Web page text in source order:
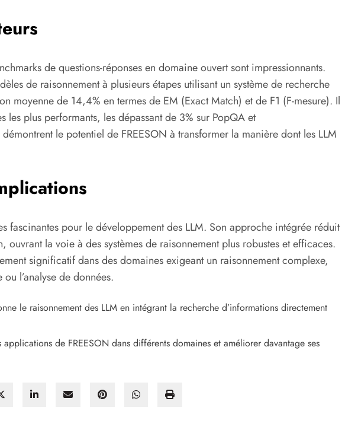
de questions-réponses en domaine ouvert sont impressionnants.
de raisonnement à plusieurs étapes utilisant un système de recherche
moyenne de 14,4% en termes de EM (Exact Match) et de F1 (F-mesure). Il
les plus performants, les dépassant de 3% sur PopQA et
le potentiel de FREESON à transformer la manière dont les LLM
fascinantes pour le développement des LLM. Son approche intégrée réduit
ouvrant la voie à des systèmes de raisonnement plus robustes et efficaces.
significatif dans des domaines exigeant un raisonnement complexe,
l’analyse de données.
le raisonnement des LLM en intégrant la recherche d’informations directement
de FREESON dans différents domaines et améliorer davantage ses